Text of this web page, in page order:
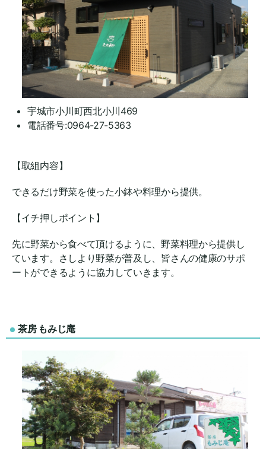
宇城市小川町西北小川469
電話番号:0964-27-5363
【取組内容】
できるだけ野菜を使った小鉢や料理から提供。
【イチ押しポイント】
先に野菜から食べて頂けるように、野菜料理から提供し
ています。さしより野菜が普及し、皆さんの健康のサポ
ートができるように協力していきます。
茶房 もみじ庵